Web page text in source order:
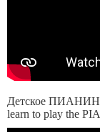
Детское
learn to play the